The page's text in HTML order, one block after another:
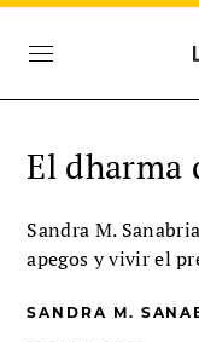
El dharma
Sandra M.
apegos y vivir el
SANDRA M.